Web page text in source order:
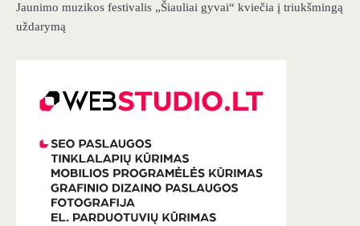
Jaunimo muzikos festivalis „Šiauliai gyvai“ kviečia į triukšmingą
uždarymą